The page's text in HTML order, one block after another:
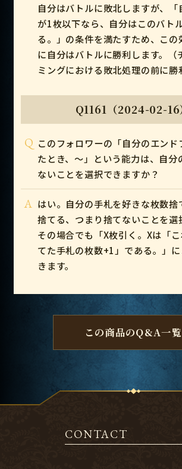
自分はバトルに敗北しますが、「
が1枚以下なら、自分はこのバト
る。」の条件を満たすため、この
に自分はバトルに勝利します。（
ミングにおける敗北処理の前に勝
Q1161（2024-02-16
Q このフォロワーの「自分のエンド
たとき、～」という能力は、自分
ないことを選択できますか？
A はい。自分の手札を好きな枚数
捨てる、つまり捨てないことを選
その場合でも「X枚引く。Xは「
てた手札の枚数+1」である。」
きます。
この商品のQ&A一覧
CONTACT